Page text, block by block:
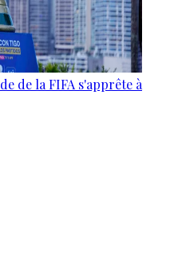
de la FIFA s'apprête à